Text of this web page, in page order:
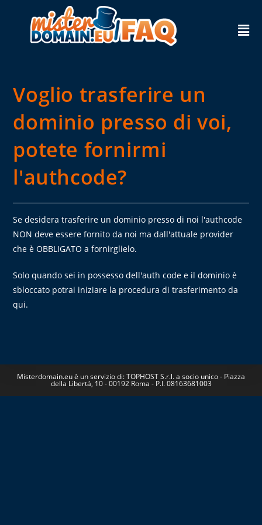
Voglio trasferire un
dominio presso di voi,
potete fornirmi
l'authcode?
Se desidera trasferire un dominio presso di noi l'authcode
NON deve essere fornito da noi ma dall'attuale provider
che è OBBLIGATO a fornirglielo.
Solo quando sei in possesso dell'auth code e il dominio è
sbloccato potrai iniziare la procedura di trasferimento da
qui.
Misterdomain.eu è un servizio di: TOPHOST S.r.l. a socio unico - Piazza
della Libertá, 10 - 00192 Roma - P.I. 08163681003